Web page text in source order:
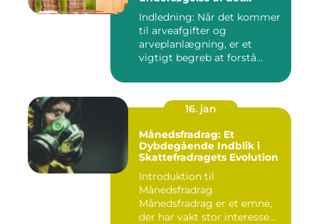
Indledning: Når det kommer
til arveafgifter og
arveplanlægning, er et
vigtigt begreb at forstå
16. jan
Månedsfradrag: Et
Dybdegående Indblik i
Skattefradragets Evolution
Introduktion til
Månedsfradrag
Månedsfradrag er et emne,
der har vakt stor interesse